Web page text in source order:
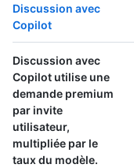
Discussion avec
Copilot
Discussion avec
Copilot utilise une
demande premium
par invite
utilisateur,
multipliée par le
taux du modèle.